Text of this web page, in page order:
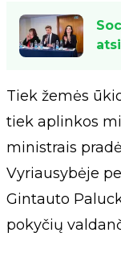
Tiek žemės
tiek aplinkos
ministrais
Vyriausybėje
Gintauto
pokyčių